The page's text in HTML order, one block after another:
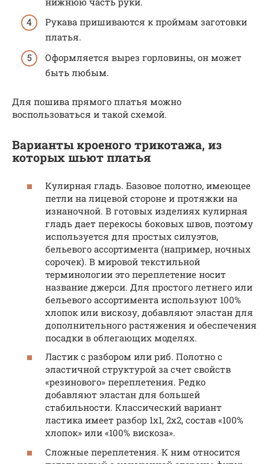
Рукава пришиваются к проймам заготовки
платья.
Оформляется вырез горловины, он может
быть любым.
Для пошива прямого платья можно
воспользоваться и такой схемой.
Варианты кроеного трикотажа, из
которых шьют платья
Кулирная гладь. Базовое полотно, имеющее
петли на лицевой стороне и протяжки на
изнаночной. В готовых изделиях кулирная
гладь дает перекосы боковых швов, поэтому
используется для простых силуэтов,
бельевого ассортимента (например, ночных
сорочек). В мировой текстильной
терминологии это переплетение носит
название джерси. Для простого летнего или
бельевого ассортимента используют 100%
хлопок или вискозу, добавляют эластан для
дополнительного растяжения и обеспечения
посадки в облегающих моделях.
Ластик с разбором или риб. Полотно с
эластичной структурой за счет свойств
«резинового» переплетения. Редко
добавляют эластан для большей
стабильности. Классический вариант
ластика имеет разбор 1х1, 2х2, состав «100%
хлопок» или «100% вискоза».
Сложные переплетения. К ним относится